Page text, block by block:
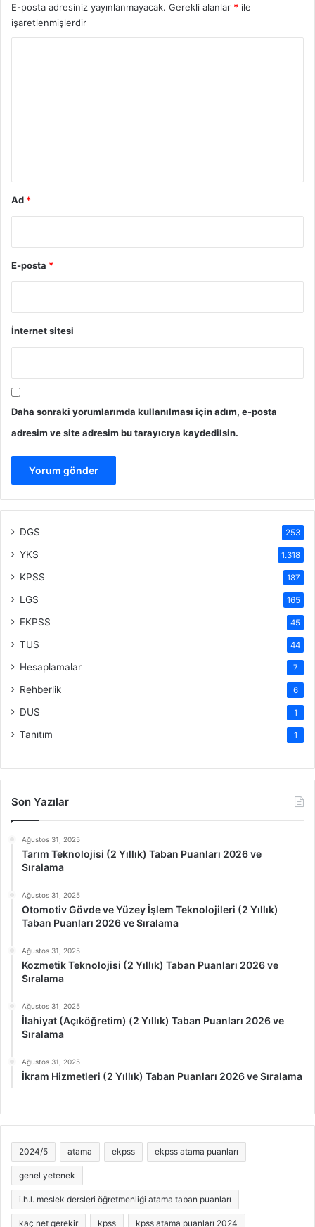
E-posta adresiniz yayınlanmayacak. Gerekli alanlar * ile
işaretlenmişlerdir
Ad *
E-posta *
İnternet sitesi
Daha sonraki yorumlarımda kullanılması için adım, e-posta
adresim ve site adresim bu tarayıcıya kaydedilsin.
DGS 253
YKS 1.318
KPSS 187
LGS 165
EKPSS 45
TUS 44
Hesaplamalar 7
Rehberlik 6
DUS 1
Tanıtım 1
Son Yazılar
Ağustos 31, 2025
Tarım Teknolojisi (2 Yıllık) Taban Puanları 2026 ve
Sıralama
Ağustos 31, 2025
Otomotiv Gövde ve Yüzey İşlem Teknolojileri (2 Yıllık)
Taban Puanları 2026 ve Sıralama
Ağustos 31, 2025
Kozmetik Teknolojisi (2 Yıllık) Taban Puanları 2026 ve
Sıralama
Ağustos 31, 2025
İlahiyat (Açıköğretim) (2 Yıllık) Taban Puanları 2026 ve
Sıralama
Ağustos 31, 2025
İkram Hizmetleri (2 Yıllık) Taban Puanları 2026 ve Sıralama
2024/5 atama ekpss ekpss atama puanları
genel yetenek
i.h.l. meslek dersleri öğretmenliği atama taban puanları
kaç net gerekir kpss kpss atama puanları 2024